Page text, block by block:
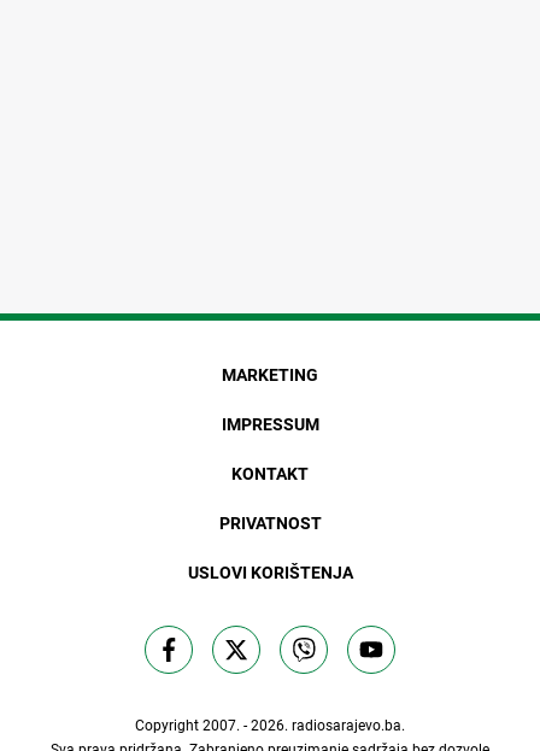
MARKETING
IMPRESSUM
KONTAKT
PRIVATNOST
USLOVI KORIŠTENJA
Copyright 2007. - 2026. radiosarajevo.ba.